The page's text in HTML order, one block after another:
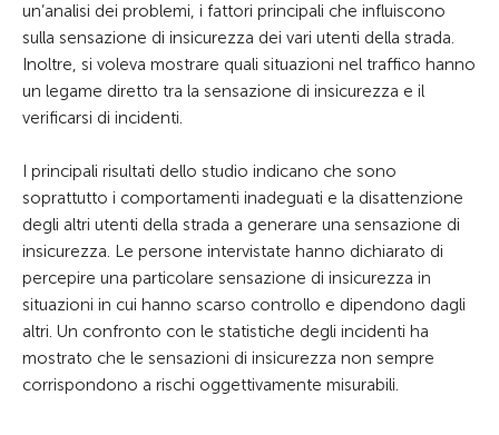
un’analisi dei problemi, i fattori principali che influiscono
sulla sensazione di insicurezza dei vari utenti della strada.
Inoltre, si voleva mostrare quali situazioni nel traffico hanno
un legame diretto tra la sensazione di insicurezza e il
verificarsi di incidenti.
I principali risultati dello studio indicano che sono
soprattutto i comportamenti inadeguati e la disattenzione
degli altri utenti della strada a generare una sensazione di
insicurezza. Le persone intervistate hanno dichiarato di
percepire una particolare sensazione di insicurezza in
situazioni in cui hanno scarso controllo e dipendono dagli
altri. Un confronto con le statistiche degli incidenti ha
mostrato che le sensazioni di insicurezza non sempre
corrispondono a rischi oggettivamente misurabili.